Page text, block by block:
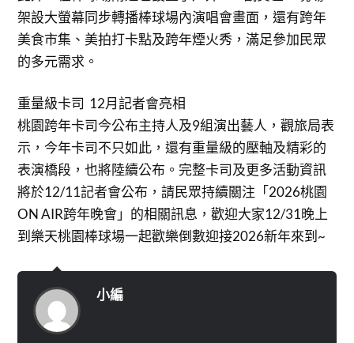
架設大螢幕同步轉播棒球場內演唱會畫面，還有跨年
美食市集、美拍打卡點及跨年煙火秀，滿足參加民眾
的多元需求。
重量級卡司 12月記者會亮相
桃園跨年卡司今公布主持人及9組演出藝人，觀旅局表
示，今年卡司不只如此，還有重量級的壓軸及精彩的
表演橋段，也將陸續公布。完整卡司及更多活動資訊
將於12/11記者會公布，請民眾持續關注「2026桃園
ON AIR跨年晚會」的相關訊息，歡迎大家12/31晚上
到樂天桃園棒球場一起歡樂倒數迎接2026新年來到~
小編